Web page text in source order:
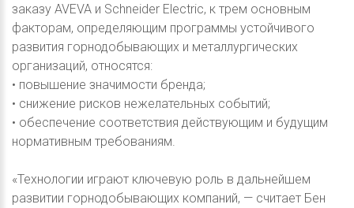
заказу AVEVA и Schneider Electric, к трем основным
факторам, определяющим программы устойчивого
развития горнодобывающих и металлургических
организаций, относятся:
• повышение значимости бренда;
• снижение рисков нежелательных событий;
• обеспечение соответствия действующим и будущим
нормативным требованиям.
«Технологии играют ключевую роль в дальнейшем
развитии горнодобывающих компаний, — считает Бен